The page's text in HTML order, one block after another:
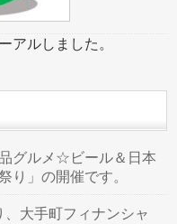
アルしました。
グルメ☆ビール＆日本
り」の開催です。
大手町フィナンシャ